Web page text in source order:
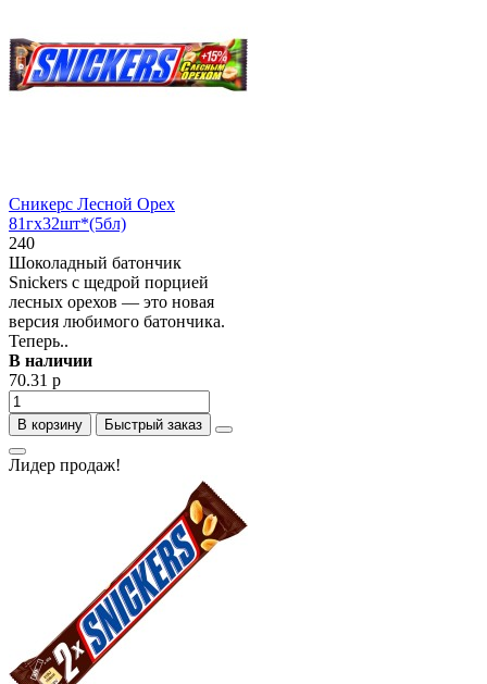
Сникерс Лесной Орех
81гх32шт*(5бл)
240
Шоколадный батончик
Snickers с щедрой порцией
лесных орехов — это новая
версия любимого батончика.
Теперь..
В наличии
70.31 р
В корзину Быстрый заказ
Лидер продаж!